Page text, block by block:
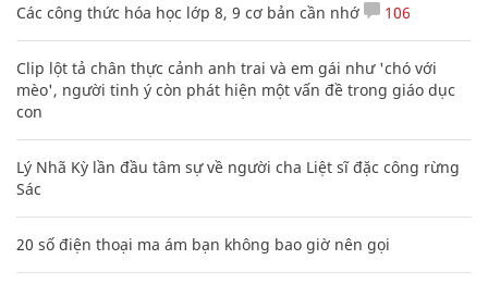
Các công thức hóa học lớp 8, 9 cơ bản cần nhớ 106
Clip lột tả chân thực cảnh anh trai và em gái như 'chó với
mèo', người tinh ý còn phát hiện một vấn đề trong giáo dục
con
Lý Nhã Kỳ lần đầu tâm sự về người cha Liệt sĩ đặc công rừng
Sác
20 số điện thoại ma ám bạn không bao giờ nên gọi